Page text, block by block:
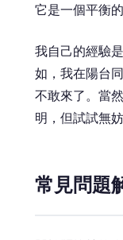
它是一個平衡的
我自己的經驗
如，我在陽台
不敢來了。當
明，但試試無妨
常見問題